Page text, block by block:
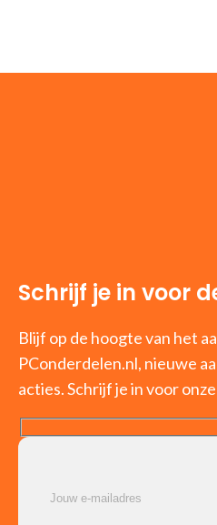
Schrijf je in voor
Blijf op de hoogte van het
PConderdelen.nl, nieuwe
acties. Schrijf je in voor